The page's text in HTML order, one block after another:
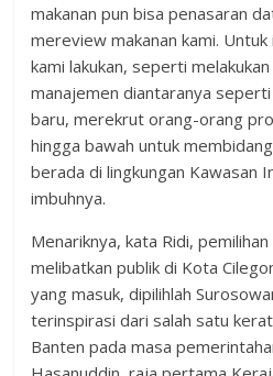
makanan pun bisa penasaran
mereview makanan kami.
kami lakukan, seperti
manajemen diantaranya
baru, merekrut orang-orang
hingga bawah untuk
berada di lingkungan Kawasan
imbuhnya.
Menariknya, kata Ridi,
melibatkan publik di Kota
yang masuk, dipilihlah
terinspirasi dari salah satu
Banten pada masa